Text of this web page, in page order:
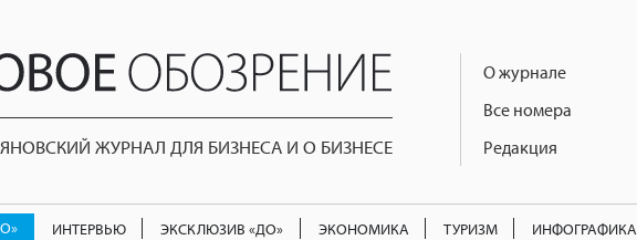
ЖУРНАЛ ДЛЯ БИЗНЕСА И О БИЗНЕСЕ
О журнале
Все номера
Редакция
ИНТЕРВЬЮ ЭКСКЛЮЗИВ «ДО» ЭКОНОМИКА ТУРИЗМ ИНФОГРАФИКА